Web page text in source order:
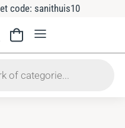
code: sanithuis10